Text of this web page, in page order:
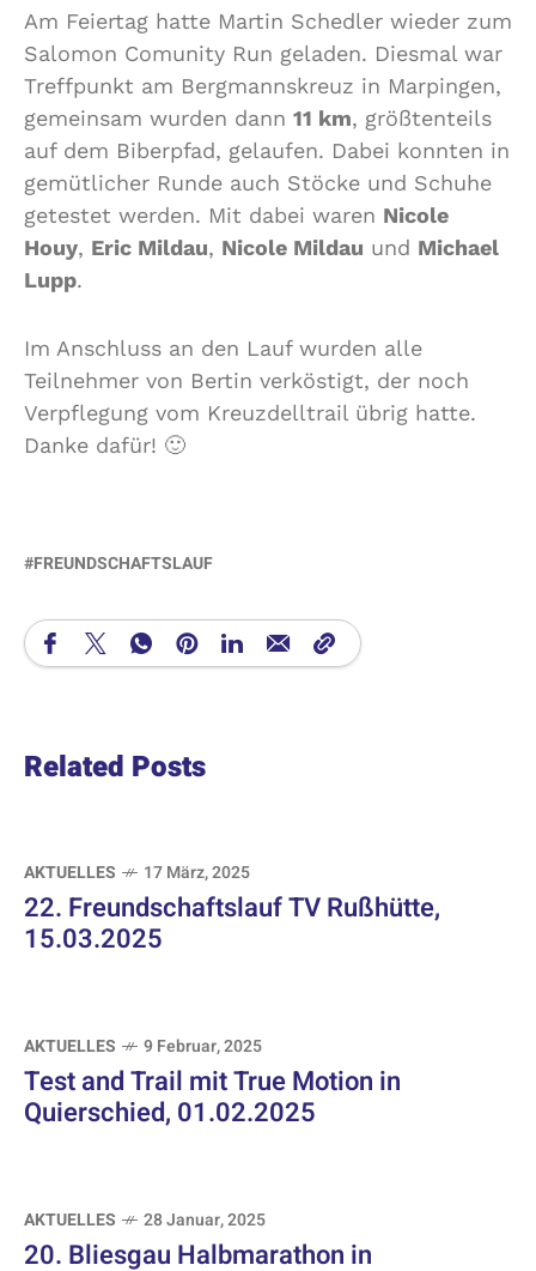
Am Feiertag hatte Martin Schedler wieder zum
Salomon Comunity Run geladen. Diesmal war
Treffpunkt am Bergmannskreuz in Marpingen,
gemeinsam wurden dann 11 km, größtenteils
auf dem Biberpfad, gelaufen. Dabei konnten in
gemütlicher Runde auch Stöcke und Schuhe
getestet werden. Mit dabei waren Nicole
Houy, Eric Mildau, Nicole Mildau und Michael
Lupp.
Im Anschluss an den Lauf wurden alle
Teilnehmer von Bertin verköstigt, der noch
Verpflegung vom Kreuzdelltrail übrig hatte.
Danke dafür! 🙂
FREUNDSCHAFTSLAUF
Related Posts
AKTUELLES 17 März, 2025
22. Freundschaftslauf TV Rußhütte,
15.03.2025
AKTUELLES 9 Februar, 2025
Test and Trail mit True Motion in
Quierschied, 01.02.2025
AKTUELLES 28 Januar, 2025
20. Bliesgau Halbmarathon in